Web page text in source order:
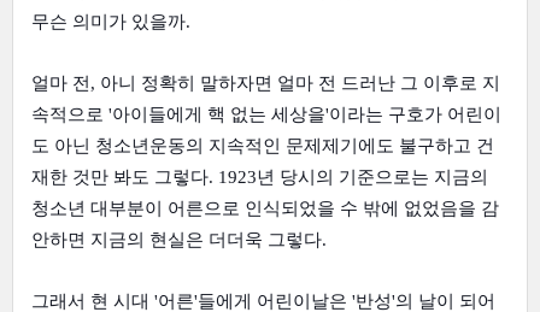
무슨 의미가 있을까.
얼마 전, 아니 정확히 말하자면 얼마 전 드러난 그 이후로 지
속적으로 '아이들에게 핵 없는 세상을'이라는 구호가 어린이
도 아닌 청소년운동의 지속적인 문제제기에도 불구하고 건
재한 것만 봐도 그렇다. 1923년 당시의 기준으로는 지금의
청소년 대부분이 어른으로 인식되었을 수 밖에 없었음을 감
안하면 지금의 현실은 더더욱 그렇다.
그래서 현 시대 '어른'들에게 어린이날은 '반성'의 날이 되어